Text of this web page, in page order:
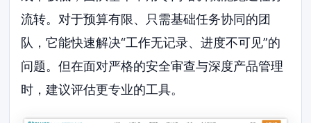
流转。对于预算有限、只需基础任务协同的团
队，它能快速解决“工作无记录、进度不可见”的
问题。但在面对严格的安全审查与深度产品管理
时，建议评估更专业的工具。